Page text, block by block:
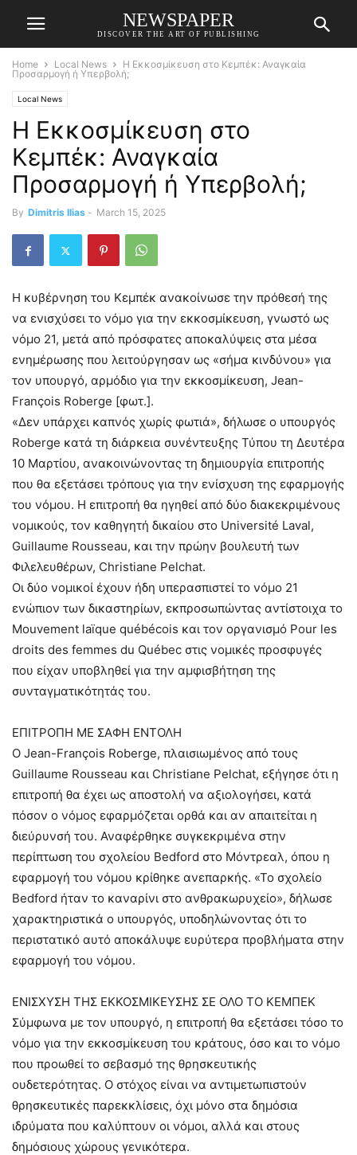
NEWSPAPER
DISCOVER THE ART OF PUBLISHING
Home Local News
Η Εκκοσμίκευση στο Κεμπέκ: Αναγκαία
Προσαρμογή ή Υπερβολή;
Local News
Η Εκκοσμίκευση στο
Κεμπέκ: Αναγκαία
Προσαρμογή ή Υπερβολή;
By Dimitris Ilias - March 15, 2025
Η κυβέρνηση του Κεμπέκ ανακοίνωσε την πρόθεσή της
να ενισχύσει το νόμο για την εκκοσμίκευση, γνωστό ως
νόμο 21, μετά από πρόσφατες αποκαλύψεις στα μέσα
ενημέρωσης που λειτούργησαν ως «σήμα κινδύνου» για
τον υπουργό, αρμόδιο για την εκκοσμίκευση, Jean-
François Roberge [φωτ.].
«Δεν υπάρχει καπνός χωρίς φωτιά», δήλωσε ο υπουργός
Roberge κατά τη διάρκεια συνέντευξης Τύπου τη Δευτέρα
10 Μαρτίου, ανακοινώνοντας τη δημιουργία επιτροπής
που θα εξετάσει τρόπους για την ενίσχυση της εφαρμογής
του νόμου. Η επιτροπή θα ηγηθεί από δύο διακεκριμένους
νομικούς, τον καθηγητή δικαίου στο Université Laval,
Guillaume Rousseau, και την πρώην βουλευτή των
Φιλελευθέρων, Christiane Pelchat.
Οι δύο νομικοί έχουν ήδη υπερασπιστεί το νόμο 21
ενώπιον των δικαστηρίων, εκπροσωπώντας αντίστοιχα το
Mouvement laïque québécois και τον οργανισμό Pour les
droits des femmes du Québec στις νομικές προσφυγές
που είχαν υποβληθεί για την αμφισβήτηση της
συνταγματικότητάς του.
ΕΠΙΤΡΟΠΗ ΜΕ ΣΑΦΗ ΕΝΤΟΛΗ
Ο Jean-François Roberge, πλαισιωμένος από τους
Guillaume Rousseau και Christiane Pelchat, εξήγησε ότι η
επιτροπή θα έχει ως αποστολή να αξιολογήσει, κατά
πόσον ο νόμος εφαρμόζεται ορθά και αν απαιτείται η
διεύρυνσή του. Αναφέρθηκε συγκεκριμένα στην
περίπτωση του σχολείου Bedford στο Μόντρεαλ, όπου η
εφαρμογή του νόμου κρίθηκε ανεπαρκής. «Το σχολείο
Bedford ήταν το καναρίνι στο ανθρακωρυχείο», δήλωσε
χαρακτηριστικά ο υπουργός, υποδηλώνοντας ότι το
περιστατικό αυτό αποκάλυψε ευρύτερα προβλήματα στην
εφαρμογή του νόμου.
ΕΝΙΣΧΥΣΗ ΤΗΣ ΕΚΚΟΣΜΙΚΕΥΣΗΣ ΣΕ ΟΛΟ ΤΟ ΚΕΜΠΕΚ
Σύμφωνα με τον υπουργό, η επιτροπή θα εξετάσει τόσο το
νόμο για την εκκοσμίκευση του κράτους, όσο και το νόμο
που προωθεί το σεβασμό της θρησκευτικής
ουδετερότητας. Ο στόχος είναι να αντιμετωπιστούν
θρησκευτικές παρεκκλίσεις, όχι μόνο στα δημόσια
ιδρύματα που καλύπτουν οι νόμοι, αλλά και στους
δημόσιους χώρους γενικότερα.